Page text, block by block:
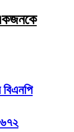
বিএনপি
৬৭২